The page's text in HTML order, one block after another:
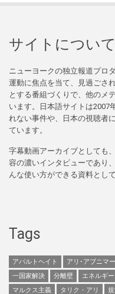
サイトについて
ニューヨークの独立報道プロ
運動に焦点を当て、見過ごさ
とする番組づくりで、他のメ
います。日本語サイトは2007
れない事件や、日本の視聴者
ています。
字幕動画アーカイブとしても
容の濃いインタビューであり
んな使い方ができる資料とし
Tags
アパルトヘイト アリ･アブニマー
一国家解決
分離壁 エネルギー
マルクス主義
タリク・アリ 規